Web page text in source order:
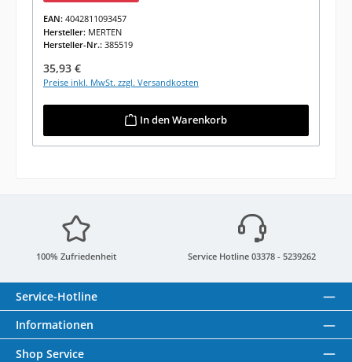
EAN: 4042811093457
Hersteller: MERTEN
Hersteller-Nr.: 385519
Regulärer Preis:
35,93 €
Preise inkl. MwSt. zzgl. Versandkosten
In den Warenkorb
100% Zufriedenheit Service Hotline 03378 - 5239262
Service-Hotline
Informationen
Shop Service